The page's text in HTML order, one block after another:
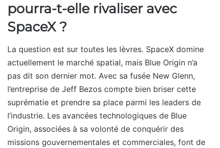
pourra-t-elle rivaliser avec
SpaceX ?
La question est sur toutes les lèvres. SpaceX domine
actuellement le marché spatial, mais Blue Origin n’a
pas dit son dernier mot. Avec sa fusée New Glenn,
l’entreprise de Jeff Bezos compte bien briser cette
suprématie et prendre sa place parmi les leaders de
l’industrie. Les avancées technologiques de Blue
Origin, associées à sa volonté de conquérir des
missions gouvernementales et commerciales, font de